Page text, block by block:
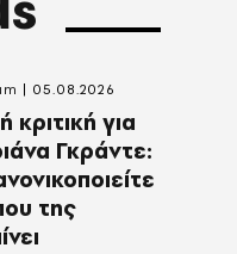
κριτική για
Γκράντε:
της
05.08.2026